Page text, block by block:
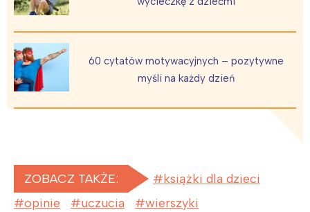
60 cytatów motywacyjnych – pozytywne
myśli na każdy dzień
ZOBACZ TAKŻE:
książki dla dzieci
opinie
uczucia wierszyki